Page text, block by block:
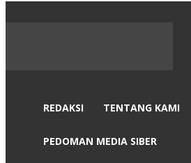
REDAKSI TENTANG KAMI
PEDOMAN MEDIA SIBER